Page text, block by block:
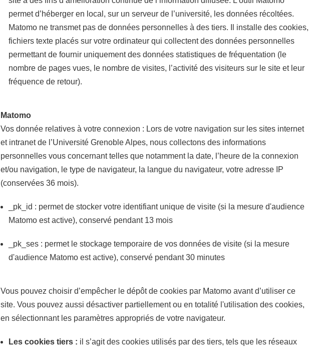
permet d’héberger en local, sur un serveur de l’université, les données récoltées.
Matomo ne transmet pas de données personnelles à des tiers. Il installe des cookies,
fichiers texte placés sur votre ordinateur qui collectent des données personnelles
permettant de fournir uniquement des données statistiques de fréquentation (le
nombre de pages vues, le nombre de visites, l’activité des visiteurs sur le site et leur
fréquence de retour).
Matomo
Vos donnée relatives à votre connexion : Lors de votre navigation sur les sites internet
et intranet de l’Université Grenoble Alpes, nous collectons des informations
personnelles vous concernant telles que notamment la date, l’heure de la connexion
et/ou navigation, le type de navigateur, la langue du navigateur, votre adresse IP
(conservées 36 mois).
_pk_id : permet de stocker votre identifiant unique de visite (si la mesure d'audience
Matomo est active), conservé pendant 13 mois
_pk_ses : permet le stockage temporaire de vos données de visite (si la mesure
d'audience Matomo est active), conservé pendant 30 minutes
Vous pouvez choisir d’empêcher le dépôt de cookies par Matomo avant d’utiliser ce
site. Vous pouvez aussi désactiver partiellement ou en totalité l'utilisation des cookies,
en sélectionnant les paramètres appropriés de votre navigateur.
Les cookies tiers : il s’agit des cookies utilisés par des tiers, tels que les réseaux